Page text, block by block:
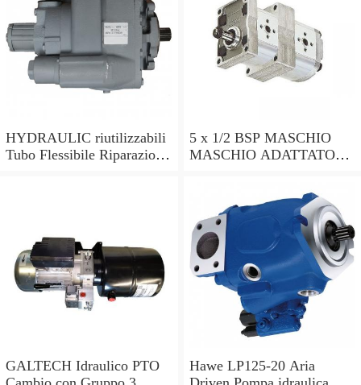
HYDRAULIC riutilizzabili
Tubo Flessibile Riparazione
5 x 1/2 BSP MASCHIO
MASCHIO ADATTATORI
TUBO POMPA fuo
GALTECH Idraulico PTO
Hawe LP125-20 Aria